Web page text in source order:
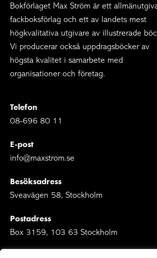
Bokförlaget Max Ström är ett
fackboksförlag och ett av landets mest
högkvalitativa utgivare av illustrerade
Vi producerar också uppdragsböcker av
högsta kvalitet i samarbete med
organisationer och företag.
Telefon
08-696 80 11
E-post
info@maxstrom.se
Besöksadress
Sveavägen 58, Stockholm
Postadress
Box 3159, 103 63 Stockholm